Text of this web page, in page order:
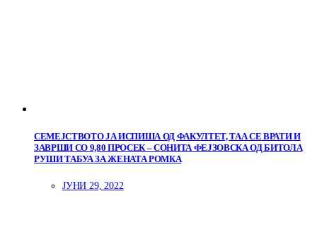
СЕМЕЈСТВОТО ЈА ИСПИША ОД ФАКУЛТЕТ, ТАА СЕ ВРАТИ И
ЗАВРШИ СО 9,80 ПРОСЕК – СОНИТА ФЕЈЗОВСКА ОД БИТОЛА
РУШИ ТАБУА ЗА ЖЕНАТА РОМКА
ЈУНИ 29, 2022